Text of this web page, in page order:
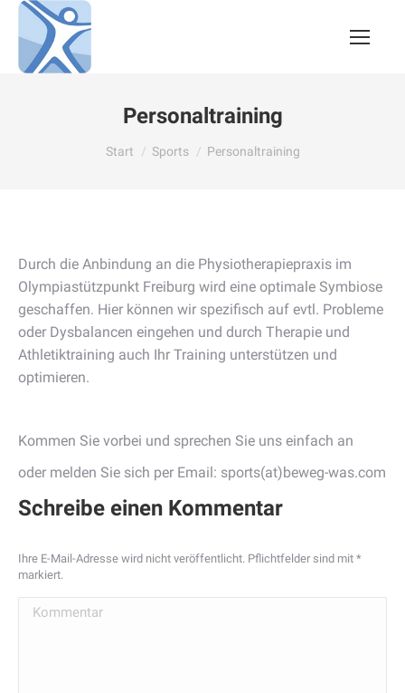
Personaltraining
Sie befinden sich hier:
Start Sports Personaltraining
Durch die Anbindung an die Physiotherapiepraxis im
Olympiastützpunkt Freiburg wird eine optimale Symbiose
geschaffen. Hier können wir spezifisch auf evtl. Probleme
oder Dysbalancen eingehen und durch Therapie und
Athletiktraining auch Ihr Training unterstützen und
optimieren.
Kommen Sie vorbei und sprechen Sie uns einfach an
oder melden Sie sich per Email: sports(at)beweg-was.com
Schreibe einen Kommentar
Ihre E-Mail-Adresse wird nicht veröffentlicht. Pflichtfelder sind mit *
markiert.
Kommentar